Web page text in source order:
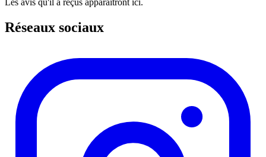
Les avis qu'il a reçus apparaîtront ici.
Réseaux sociaux